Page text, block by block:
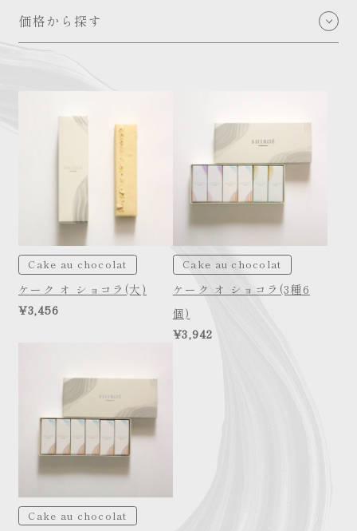
Cake au chocolat
THE SHIROÉ
その他アイテム
価格から探す
2,000～3,000
4,000~5,000
5,000～
Cake au chocolat
ケーク オ ショコラ(大)
¥3,456
Cake au chocolat
ケーク オ ショコラ(3種6
個)
¥3,942
Cake au chocolat